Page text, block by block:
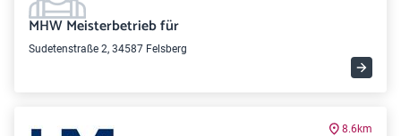
MHW Meisterbetrieb für
Sudetenstraße 2, 34587 Felsberg
8.6km